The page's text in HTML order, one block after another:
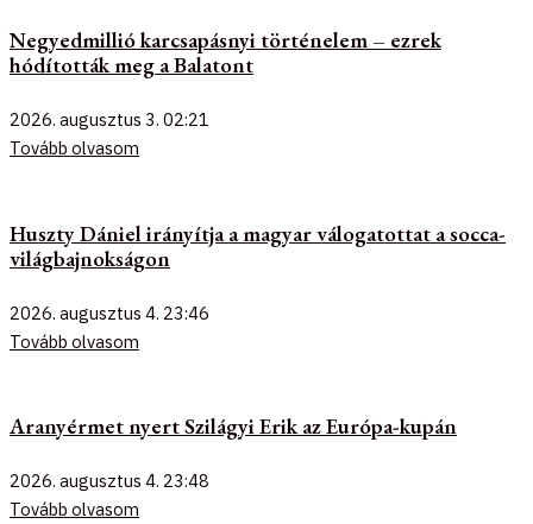
Negyedmillió karcsapásnyi történelem – ezrek
hódították meg a Balatont
2026. augusztus 3. 02:21
Tovább olvasom
Huszty Dániel irányítja a magyar válogatottat a socca-
világbajnokságon
2026. augusztus 4. 23:46
Tovább olvasom
Aranyérmet nyert Szilágyi Erik az Európa-kupán
2026. augusztus 4. 23:48
Tovább olvasom